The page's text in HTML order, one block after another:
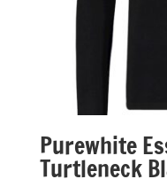
Purewhite
Turtleneck